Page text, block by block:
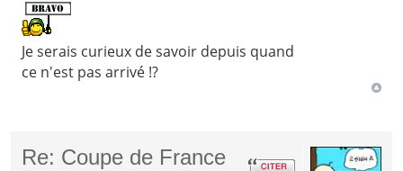
Je serais curieux de savoir depuis quand
ce n'est pas arrivé !?
Re: Coupe de France